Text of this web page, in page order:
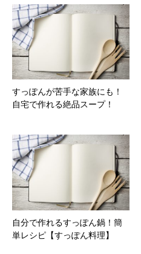
すっぽんが苦手な家族にも！
自宅で作れる絶品スープ！
自分で作れるすっぽん鍋！簡
単レシピ【すっぽん料理】